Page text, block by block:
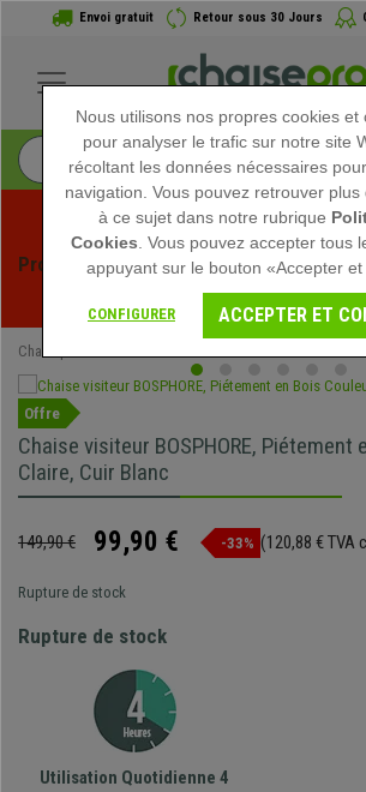
Envoi gratuit Retour sous 30 Jours
Profitez des soldes d'été chez
exclusives pour une durée limitée
Chaisepro
Offre
Chaise visiteur BOSPHORE, Piétement
Claire, Cuir Blanc
149,90 € 99,90 € -33% (120,88 € TVA
Rupture de stock
Rupture de stock
Utilisation Quotidienne 4
Nous utilisons nos propres cookies et
pour analyser le trafic sur notre site
récoltant les données nécessaires
navigation. Vous pouvez retrouver
à ce sujet dans notre rubrique
Cookies . Vous pouvez accepter tous
appuyant sur le bouton «Accepter
CONFIGURER ACCEPTER ET